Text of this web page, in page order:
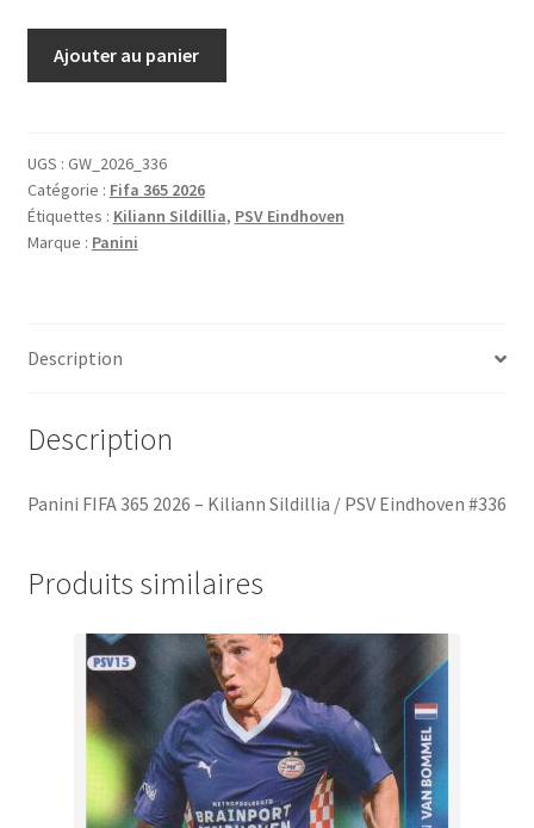
365
2026
-
Kiliann
Eindhoven
Ajouter au panier
UGS : GW_2026_336
Catégorie : Fifa 365 2026
Étiquettes : Kiliann Sildillia, PSV Eindhoven
Marque : Panini
Description
Description
Panini FIFA 365 2026 – Kiliann Sildillia / PSV Eindhoven #336
Produits similaires